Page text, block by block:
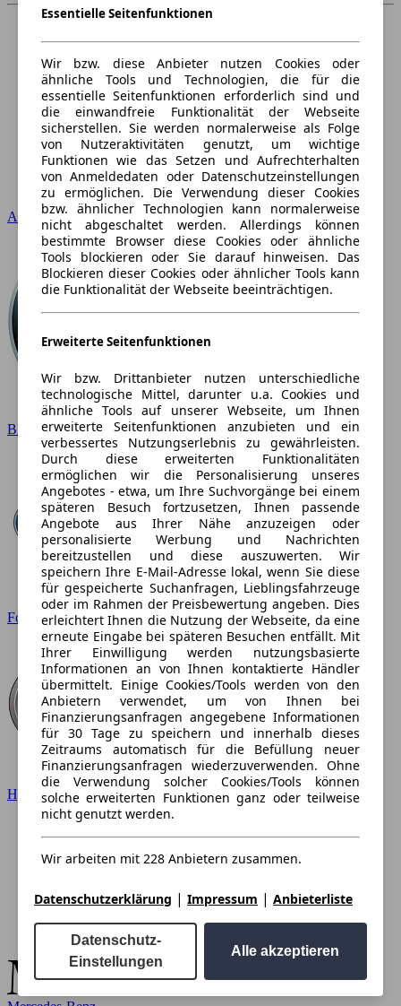
Audi
BMW
Ford
Hyundai
Essentielle Seitenfunktionen
Wir bzw. diese Anbieter nutzen Cookies oder
ähnliche Tools und Technologien, die für die
essentielle Seitenfunktionen erforderlich sind und
die einwandfreie Funktionalität der Webseite
sicherstellen. Sie werden normalerweise als Folge
von Nutzeraktivitäten genutzt, um wichtige
Funktionen wie das Setzen und Aufrechterhalten
von Anmeldedaten oder Datenschutzeinstellungen
zu ermöglichen. Die Verwendung dieser Cookies
bzw. ähnlicher Technologien kann normalerweise
nicht abgeschaltet werden. Allerdings können
bestimmte Browser diese Cookies oder ähnliche
Tools blockieren oder Sie darauf hinweisen. Das
Blockieren dieser Cookies oder ähnlicher Tools kann
die Funktionalität der Webseite beeinträchtigen.
Erweiterte Seitenfunktionen
Wir bzw. Drittanbieter nutzen unterschiedliche
technologische Mittel, darunter u.a. Cookies und
ähnliche Tools auf unserer Webseite, um Ihnen
erweiterte Seitenfunktionen anzubieten und ein
verbessertes Nutzungserlebnis zu gewährleisten.
Durch diese erweiterten Funktionalitäten
ermöglichen wir die Personalisierung unseres
Angebotes - etwa, um Ihre Suchvorgänge bei einem
späteren Besuch fortzusetzen, Ihnen passende
Angebote aus Ihrer Nähe anzuzeigen oder
personalisierte Werbung und Nachrichten
bereitzustellen und diese auszuwerten. Wir
speichern Ihre E-Mail-Adresse lokal, wenn Sie diese
für gespeicherte Suchanfragen, Lieblingsfahrzeuge
oder im Rahmen der Preisbewertung angeben. Dies
erleichtert Ihnen die Nutzung der Webseite, da eine
erneute Eingabe bei späteren Besuchen entfällt. Mit
Ihrer Einwilligung werden nutzungsbasierte
Informationen an von Ihnen kontaktierte Händler
übermittelt. Einige Cookies/Tools werden von den
Anbietern verwendet, um von Ihnen bei
Finanzierungsanfragen angegebene Informationen
für 30 Tage zu speichern und innerhalb dieses
Zeitraums automatisch für die Befüllung neuer
Finanzierungsanfragen wiederzuverwenden. Ohne
die Verwendung solcher Cookies/Tools können
solche erweiterten Funktionen ganz oder teilweise
nicht genutzt werden.
Wir arbeiten mit 228 Anbietern zusammen.
Datenschutzerklärung | Impressum | Anbieterliste
Datenschutz-
Einstellungen
Alle akzeptieren